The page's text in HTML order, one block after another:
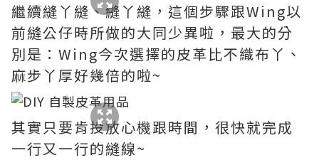
繼續縫丫縫、縫丫縫，這個步驟跟Wing以
前縫公仔時所做的大同少異啦，最大的分
別是：Wing今次選擇的皮革比不織布丫、
麻步丫厚好幾倍的啦~
其實只要肯投放心機跟時間，很快就完成
一行又一行的縫線~